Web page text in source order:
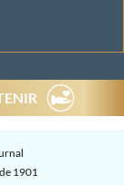
1901